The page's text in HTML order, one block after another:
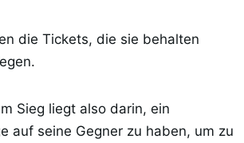
die Tickets, die sie behalten
Sieg liegt also darin, ein
auf seine Gegner zu haben, um zu